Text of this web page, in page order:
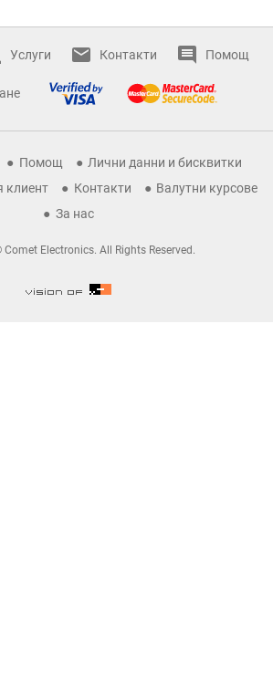
Услуги Контакти Помощ
Помощ
Лични данни и бисквитки
клиент
Контакти
Валутни курсове
За нас
Electronics. All Rights Reserved.